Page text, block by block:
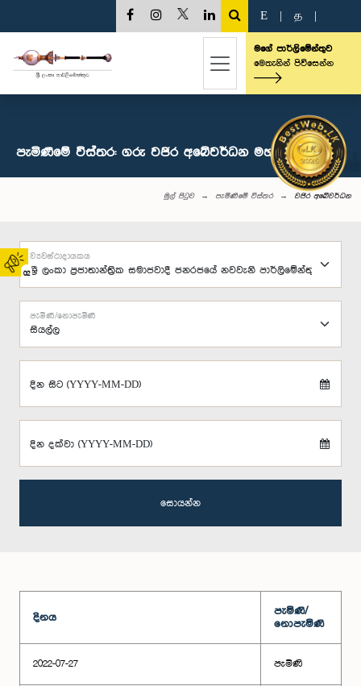
02
E த
මගේ පාර්ලිමේන්තුව
මෙතැනින් පිවිසෙන්න
පැමිණීමේ විස්තර: ගරු වජිර අබේවර්ධන මහතා, පා.ම.
මුල් පිටුව පැමිණීමේ විස්තර වජිර අබේවර්ධන
ව්‍යවස්ථාදායකය
පැමිණි/නොපැමිණි
දින සිට (YYYY-MM-DD)
දින දක්වා (YYYY-MM-DD)
සොයන්න
දිනය
පැමිණි/
නොපැමිණි
2022-07-27 පැමිණි